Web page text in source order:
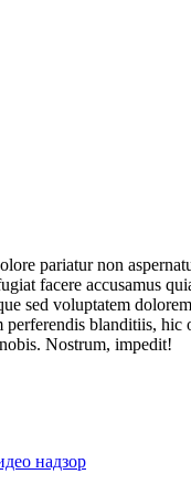
pariatur non
facere accusamus
sed voluptatem
blanditiis,
Nostrum, impedit!
надзор